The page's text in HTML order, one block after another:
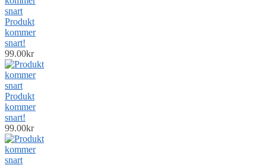
Produkt
kommer
snart!
99.00kr
Produkt
kommer
snart!
99.00kr